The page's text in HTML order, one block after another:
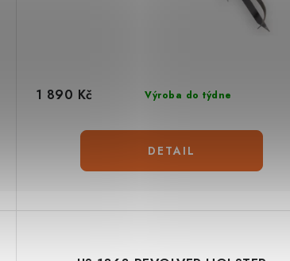
Výroba do týdne
1 890 Kč